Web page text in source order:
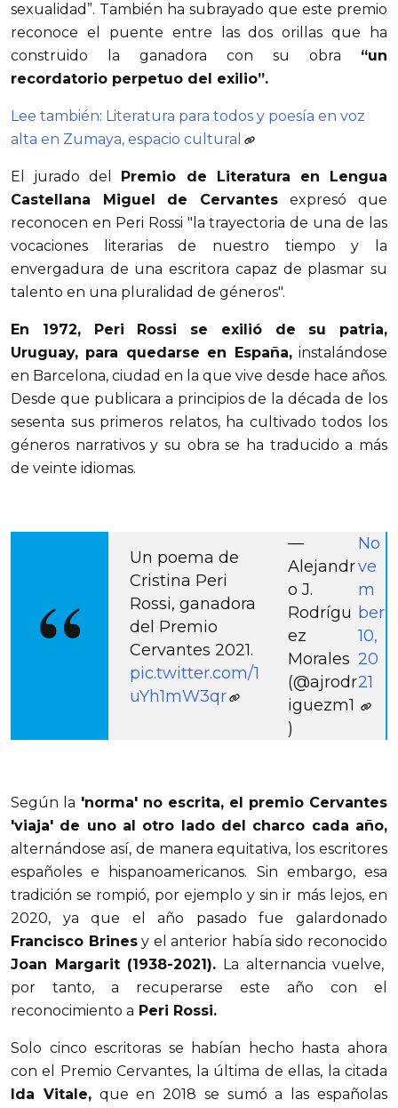
sexualidad”. También ha subrayado que este premio
reconoce el puente entre las dos orillas que ha
construido la ganadora con su obra “un
recordatorio perpetuo del exilio”.
Lee también: Literatura para todos y poesía en voz
alta en Zumaya, espacio cultural
El jurado del
Premio de Literatura en Lengua
Castellana Miguel de Cervantesexpresó que
reconocen en Peri Rossi "la trayectoria de una de las
vocaciones literarias de nuestro tiempo y la
envergadura de una escritora capaz de plasmar su
talento en una pluralidad de géneros".
En 1972, Peri Rossi se exilió de su patria,
Uruguay, para quedarse en España,instalándose
en Barcelona, ciudad en la que vive desde hace años.
Desde que publicara a principios de la década de los
sesenta sus primeros relatos, ha cultivado todos los
géneros narrativos y su obra se ha traducido a más
de veinte idiomas.
Un poema de
Cristina Peri
Rossi, ganadora
del Premio
Cervantes 2021.
pic.twitter.com/1
uYh1mW3qr
—
Alejandr
o J.
Rodrígu
ez
Morales
(@ajrodr
iguezm1
)
No
ve
m
ber
10,
20
21
Según la 'norma' no escrita, el premio Cervantes
'viaja' de uno al otro lado del charco cada año,
alternándose así, de manera equitativa, los escritores
españoles e hispanoamericanos. Sin embargo, esa
tradición se rompió, por ejemplo y sin ir más lejos, en
2020, ya que el año pasado fue galardonado
Francisco Brinesy el anterior había sido reconocido
Joan Margarit (1938-2021). La alternancia vuelve,
por tanto, a recuperarse este año con el
reconocimiento a Peri Rossi.
Solo cinco escritoras se habían hecho hasta ahora
con el Premio Cervantes, la última de ellas, la citada
Ida Vitale,que en 2018 se sumó a las españolas